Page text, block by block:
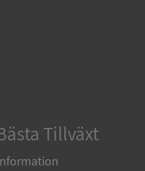
Tillväxt
YouTube
.youtube.com